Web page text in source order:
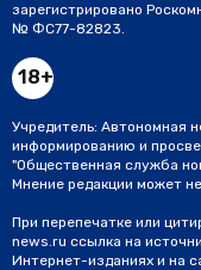
зарегистрировано
№ ФС77-82823.
18+
Учредитель: Автономная
информированию и
"Общественная служба
Мнение редакции может
При перепечатке или
news.ru ссылка на
Интернет-изданиях и на